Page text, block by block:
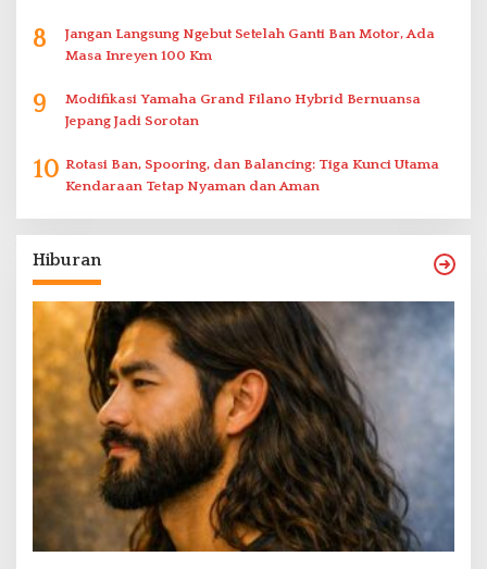
8
Jangan Langsung Ngebut Setelah Ganti Ban Motor, Ada
Masa Inreyen 100 Km
9
Modifikasi Yamaha Grand Filano Hybrid Bernuansa
Jepang Jadi Sorotan
10 Rotasi Ban, Spooring, dan Balancing: Tiga Kunci Utama
Kendaraan Tetap Nyaman dan Aman
Hiburan